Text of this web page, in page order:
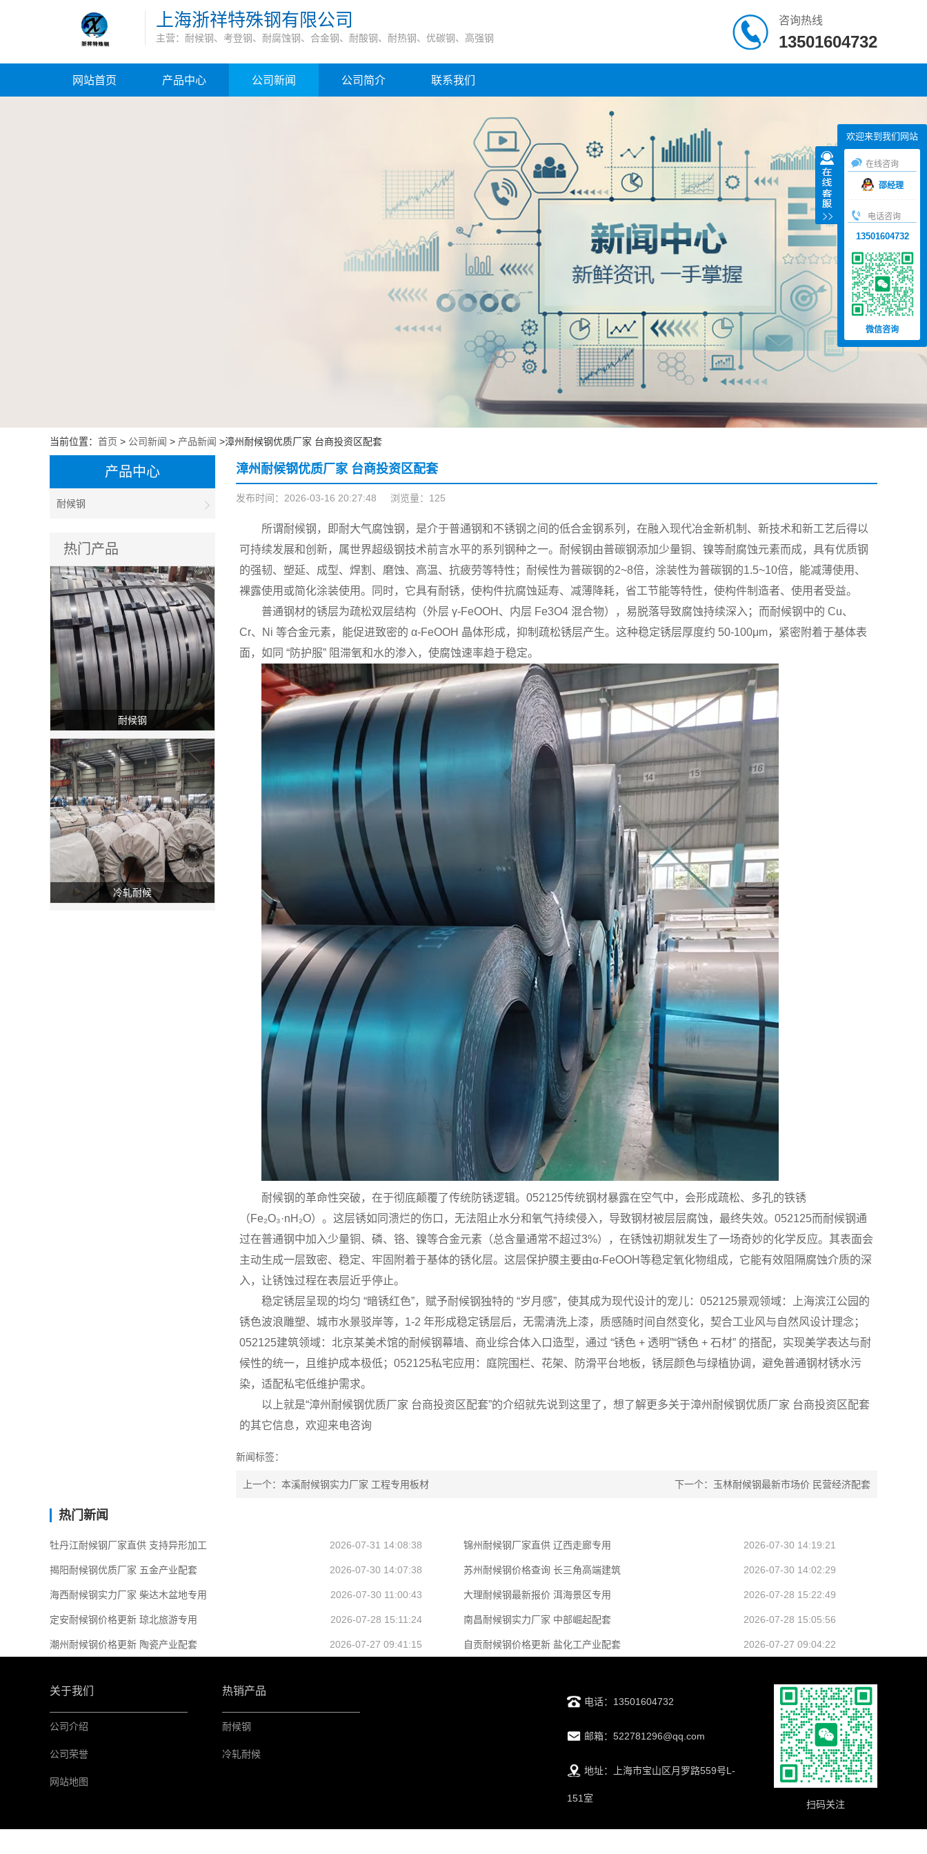
上海浙祥特殊钢有限公司
主营：耐候钢、考登钢、耐腐蚀钢、合金钢、耐酸钢、耐热钢、优碳钢、高强钢
咨询热线
13501604732
网站首页 产品中心 公司新闻 公司简介 联系我们
当前位置： 首页 > 公司新闻 > 产品新闻 >漳州耐候钢优质厂家 台商投资区配套
产品中心
耐候钢
热门产品
耐候钢
冷轧耐候
漳州耐候钢优质厂家 台商投资区配套
发布时间：2026-03-16 20:27:48 浏览量：125
所谓耐候钢，即耐大气腐蚀钢，是介于普通钢和不锈钢之间的低合金钢系列，在融入现代冶金新机制、新技术和新工艺后得以
可持续发展和创新，属世界超级钢技术前言水平的系列钢种之一。耐候钢由普碳钢添加少量铜、镍等耐腐蚀元素而成，具有优质钢
的强韧、塑延、成型、焊割、磨蚀、高温、抗疲劳等特性；耐候性为普碳钢的2~8倍，涂装性为普碳钢的1.5~10倍，能减薄使用、
裸露使用或简化涂装使用。同时，它具有耐锈，使构件抗腐蚀延寿、减薄降耗，省工节能等特性，使构件制造者、使用者受益。
普通钢材的锈层为疏松双层结构（外层 γ-FeOOH、内层 Fe3O4 混合物），易脱落导致腐蚀持续深入；而耐候钢中的 Cu、
Cr、Ni 等合金元素，能促进致密的 α-FeOOH 晶体形成，抑制疏松锈层产生。这种稳定锈层厚度约 50-100μm，紧密附着于基体表
面，如同 “防护服” 阻滞氧和水的渗入，使腐蚀速率趋于稳定。
耐候钢的革命性突破，在于彻底颠覆了传统防锈逻辑。052125传统钢材暴露在空气中，会形成疏松、多孔的铁锈
（Fe₂O₃·nH₂O）。这层锈如同溃烂的伤口，无法阻止水分和氧气持续侵入，导致钢材被层层腐蚀，最终失效。052125而耐候钢通
过在普通钢中加入少量铜、磷、铬、镍等合金元素（总含量通常不超过3%），在锈蚀初期就发生了一场奇妙的化学反应。其表面会
主动生成一层致密、稳定、牢固附着于基体的锈化层。这层保护膜主要由α-FeOOH等稳定氧化物组成，它能有效阻隔腐蚀介质的深
入，让锈蚀过程在表层近乎停止。
稳定锈层呈现的均匀 “暗锈红色”，赋予耐候钢独特的 “岁月感”，使其成为现代设计的宠儿：​052125景观领域：上海滨江公园的
锈色波浪雕塑、城市水景驳岸等，1-2 年形成稳定锈层后，无需清洗上漆，质感随时间自然变化，契合工业风与自然风设计理念；​
052125建筑领域：北京某美术馆的耐候钢幕墙、商业综合体入口造型，通过 “锈色 + 透明”“锈色 + 石材” 的搭配，实现美学表达与耐
候性的统一，且维护成本极低；​052125私宅应用：庭院围栏、花架、防滑平台地板，锈层颜色与绿植协调，避免普通钢材锈水污
染，适配私宅低维护需求。
以上就是“漳州耐候钢优质厂家 台商投资区配套”的介绍就先说到这里了，想了解更多关于漳州耐候钢优质厂家 台商投资区配套
的其它信息，欢迎来电咨询
新闻标签：
上一个：本溪耐候钢实力厂家 工程专用板材 下一个：玉林耐候钢最新市场价 民营经济配套
热门新闻
牡丹江耐候钢厂家直供 支持异形加工 2026-07-31 14:08:38 锦州耐候钢厂家直供 辽西走廊专用 2026-07-30 14:19:21
揭阳耐候钢优质厂家 五金产业配套 2026-07-30 14:07:38 苏州耐候钢价格查询 长三角高端建筑 2026-07-30 14:02:29
海西耐候钢实力厂家 柴达木盆地专用 2026-07-30 11:00:43 大理耐候钢最新报价 洱海景区专用 2026-07-28 15:22:49
定安耐候钢价格更新 琼北旅游专用 2026-07-28 15:11:24 南昌耐候钢实力厂家 中部崛起配套 2026-07-28 15:05:56
潮州耐候钢价格更新 陶瓷产业配套 2026-07-27 09:41:15 自贡耐候钢价格更新 盐化工产业配套 2026-07-27 09:04:22
关于我们
公司介绍
公司荣誉
网站地图
热销产品
耐候钢
冷轧耐候
电话：13501604732
邮箱：522781296@qq.com
地址：上海市宝山区月罗路559号L-
151室
扫码关注
欢迎来到我们网站
在线咨询
邵经理
电话咨询
13501604732
微信咨询